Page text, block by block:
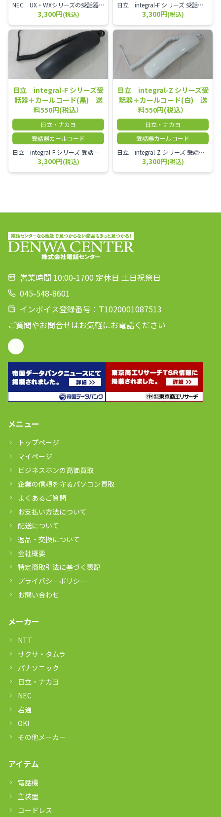
NEC UX・WXシリーズの受話器とカールコードセット／本商品は中古品となります。 写真では分かりにくいキズ・汚れなどの使用感があります。 経年変化で日焼けの色味が強くなる場合がございます。 予めご理解・ご了承頂きますようお願いいたします。
3,300円(税込)
日立 integral-F シリーズ 受話器＋カールコード セット（白）／本商品は中古品となります。 写真では分かりにくいキズ・汚れなどの使用感があります。 経年変化で日焼けの色味が強くなる場合がございます。 予めご理解・ご了承頂きますようお願いいたします。
3,300円(税込)
日立 integral-F シリーズ受
話器＋カールコード(黒) 送
料550円(税込）
日立・ナカヨ
受話器カールコード
日立 integral-F シリーズ 受話器＋カールコード セット（白）／本商品は中古品となります。 写真では分かりにくいキズ・汚れなどの使用感があります。 経年変化で日焼けの色味が強くなる場合がございます。 予めご理解・ご了承頂きますようお願いいたします。
3,300円(税込)
日立 integral-Z シリーズ受
話器＋カールコード(白) 送
料550円(税込）
日立・ナカヨ
受話器カールコード
日立 integral-Z シリーズ 受話器＋カールコード セット（白）／本商品は中古品となります。 写真では分かりにくいキズ・汚れなどの使用感があります。 経年変化で日焼けの色味が強くなる場合がございます。 予めご理解・ご了承頂きますようお願いいたします。
3,300円(税込)
営業時間 10:00-1700 定休日 土日祝祭日
045-548-8601
インボイス登録番号：T1020001087513
ご質問やお問合せはお気軽にお電話ください
メニュー
トップページ
マイページ
ビジネスホンの高価買取
企業の信頼を守るパソコン買取
よくあるご質問
お支払い方法について
配送について
返品・交換について
会社概要
特定商取引法に基づく表記
プライバシーポリシー
お問い合わせ
メーカー
NTT
サクサ・タムラ
パナソニック
日立・ナカヨ
NEC
岩通
OKI
その他メーカー
アイテム
電話機
主装置
コードレス